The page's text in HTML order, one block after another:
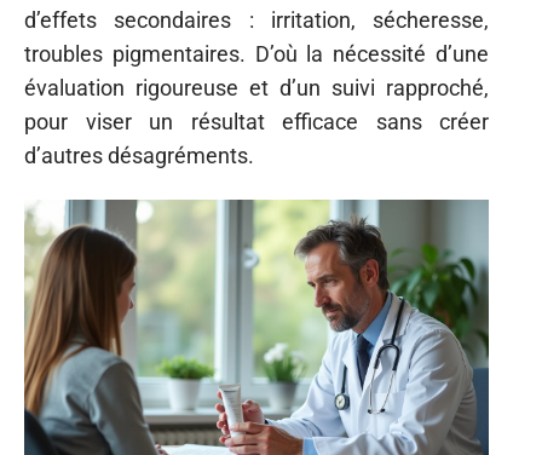
d’effets secondaires : irritation, sécheresse,
troubles pigmentaires. D’où la nécessité d’une
évaluation rigoureuse et d’un suivi rapproché,
pour viser un résultat efficace sans créer
d’autres désagréments.